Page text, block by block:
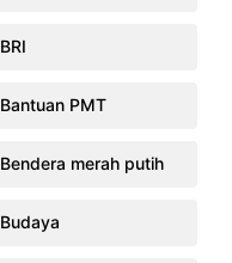
BRI
Bantuan PMT
Bendera merah putih
Budaya